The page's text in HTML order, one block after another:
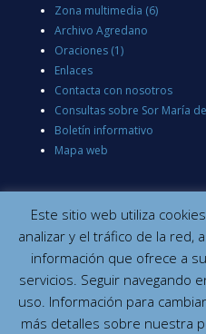
Zona multimedia (6)
Archivo Agredano
Oraciones (1)
Enlaces
Contacta con nosotros
Consultas sobre Sor María
Boletín informativo
Mapa web
Este sitio web utiliza
analizar y el tráfico de la red,
información que ofrece a
servicios. Seguir navegando
uso. Información para
más detalles sobre nuestra